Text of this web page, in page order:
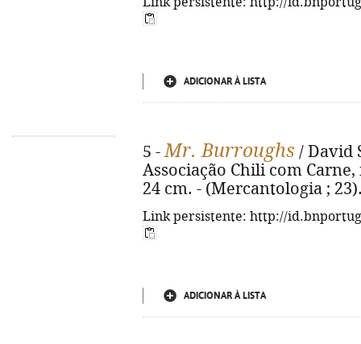
ADICIONAR À LISTA
5 -Mr. Burroughs / David
Associação Chili com
24 cm. - (Mercantologia ;
Link persistente: http://
ADICIONAR À LISTA